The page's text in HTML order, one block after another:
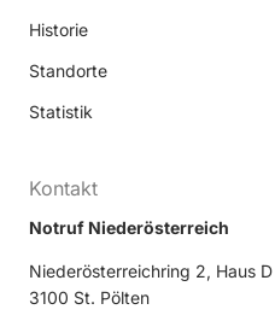
Historie
Standorte
Statistik
Kontakt
Notruf Niederösterreich
Niederösterreichring 2, Haus D
3100 St. Pölten